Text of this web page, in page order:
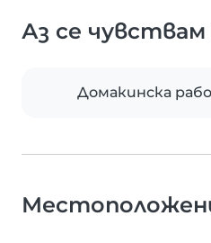
Аз се
Домакинска